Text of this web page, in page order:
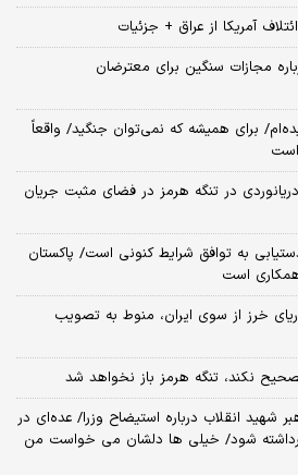
آمریکا از عراق + جزئیات
مجازات سنگین برای معترضان
برای همیشه که نمی‌توان جنگید/ واقعاً
است
دریانوردی در تنگه هرمز در فضای مثبت جریان
به توافق شرایط کنونی است/ پاکستان
است
خرز از سوی ایران، منوط به تصویب
تصحیح نکند، تنگه هرمز باز نخواهد شد
شهید انقلاب درباره استیضاح وزرا/ عده‌ای در
شود/ خیلی ها دلشان می خواست من